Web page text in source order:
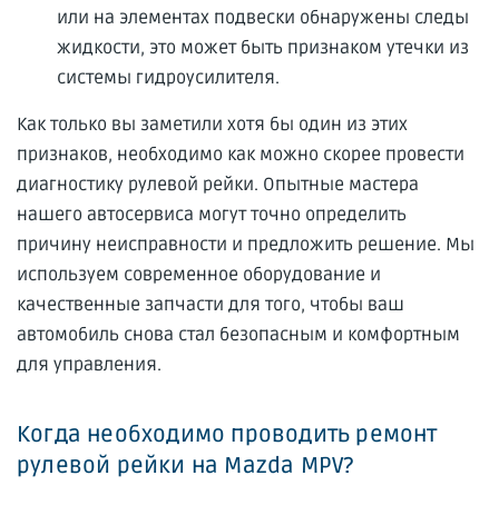
или на элементах подвески обнаружены следы
жидкости, это может быть признаком утечки из
системы гидроусилителя.
Как только вы заметили хотя бы один из этих
признаков, необходимо как можно скорее провести
диагностику рулевой рейки. Опытные мастера
нашего автосервиса могут точно определить
причину неисправности и предложить решение. Мы
используем современное оборудование и
качественные запчасти для того, чтобы ваш
автомобиль снова стал безопасным и комфортным
для управления.
Когда необходимо проводить ремонт
рулевой рейки на Mazda MPV?